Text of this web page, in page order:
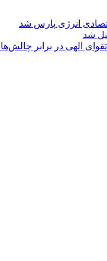
انرژی پارس شد
شد